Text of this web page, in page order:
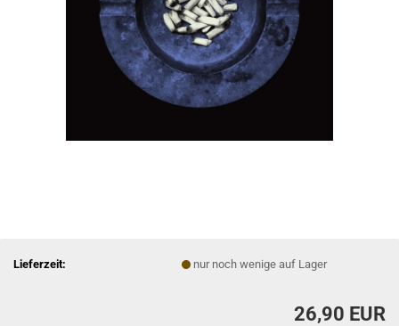
Lieferzeit: nur noch wenige auf Lager
26,90 EUR